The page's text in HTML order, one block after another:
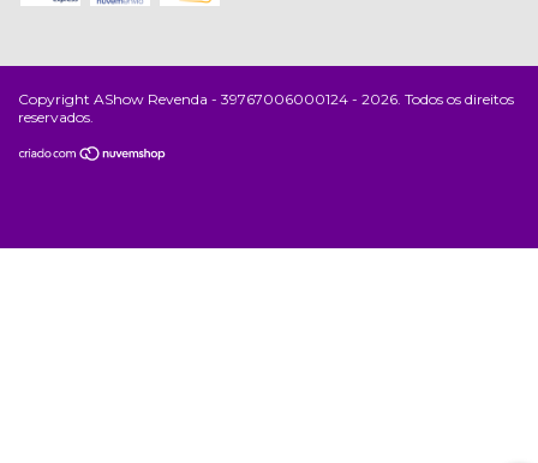
Copyright AShow Revenda - 39767006000124 - 2026. Todos os direitos
reservados.